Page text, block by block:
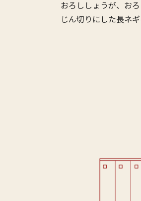
おろししょうが、お
じん切りにした長ネ